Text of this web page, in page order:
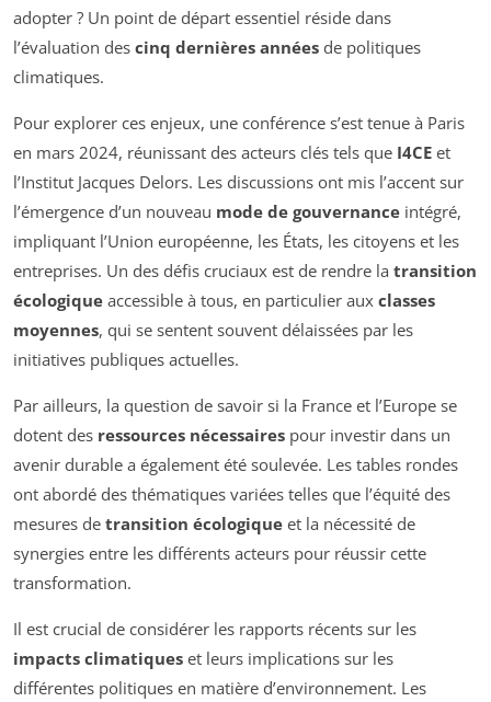
adopter ? Un point de départ essentiel réside dans
l’évaluation des cinq dernières années de politiques
climatiques.
Pour explorer ces enjeux, une conférence s’est tenue à Paris
en mars 2024, réunissant des acteurs clés tels que I4CE et
l’Institut Jacques Delors. Les discussions ont mis l’accent sur
l’émergence d’un nouveau mode de gouvernance intégré,
impliquant l’Union européenne, les États, les citoyens et les
entreprises. Un des défis cruciaux est de rendre la transition
écologique accessible à tous, en particulier aux classes
moyennes, qui se sentent souvent délaissées par les
initiatives publiques actuelles.
Par ailleurs, la question de savoir si la France et l’Europe se
dotent des ressources nécessaires pour investir dans un
avenir durable a également été soulevée. Les tables rondes
ont abordé des thématiques variées telles que l’équité des
mesures de transition écologique et la nécessité de
synergies entre les différents acteurs pour réussir cette
transformation.
Il est crucial de considérer les rapports récents sur les
impacts climatiques et leurs implications sur les
différentes politiques en matière d’environnement. Les